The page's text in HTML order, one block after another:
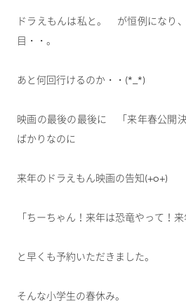
ドラえもんは私と。 が恒例になり
目・・。
あと何回行けるのか・・(*_*)
映画の最後の最後に 「来年春公開
ばかりなのに
来年のドラえもん映画の告知(+o+)
「ちーちゃん！来年は恐竜やって！来
と早くも予約いただきました。
そんな小学生の春休み。